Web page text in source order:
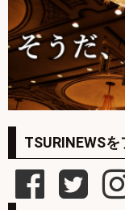
TSURINEWS